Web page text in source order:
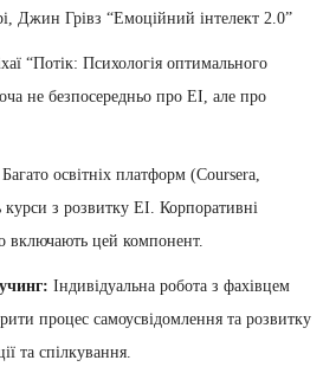
Джин Грівз “Емоційний інтелект 2.0”
“Потік: Психологія оптимального
не безпосередньо про ЕІ, але про
Багато освітніх платформ (Coursera,
з розвитку ЕІ. Корпоративні
включають цей компонент.
Індивідуальна робота з фахівцем
процес самоусвідомлення та розвитку
та спілкування.